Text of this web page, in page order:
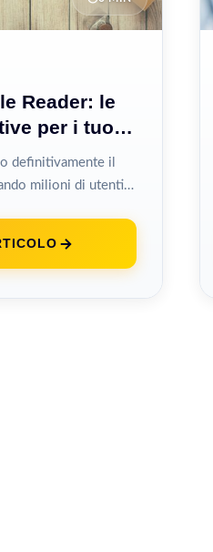
Reader: le
per i tuoi
definitivamente il
milioni di utenti